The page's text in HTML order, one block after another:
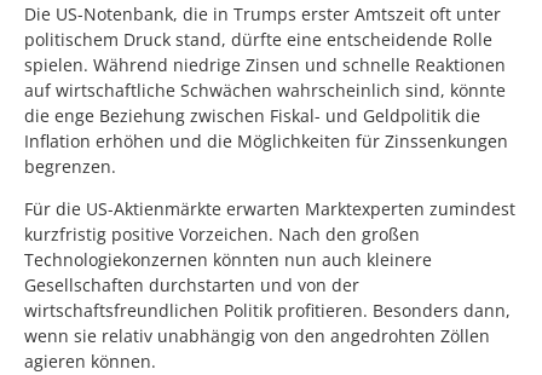
Die US-Notenbank, die in Trumps erster Amtszeit oft unter
politischem Druck stand, dürfte eine entscheidende Rolle
spielen. Während niedrige Zinsen und schnelle Reaktionen
auf wirtschaftliche Schwächen wahrscheinlich sind, könnte
die enge Beziehung zwischen Fiskal- und Geldpolitik die
Inflation erhöhen und die Möglichkeiten für Zinssenkungen
begrenzen.
Für die US-Aktienmärkte erwarten Marktexperten zumindest
kurzfristig positive Vorzeichen. Nach den großen
Technologiekonzernen könnten nun auch kleinere
Gesellschaften durchstarten und von der
wirtschaftsfreundlichen Politik profitieren. Besonders dann,
wenn sie relativ unabhängig von den angedrohten Zöllen
agieren können.